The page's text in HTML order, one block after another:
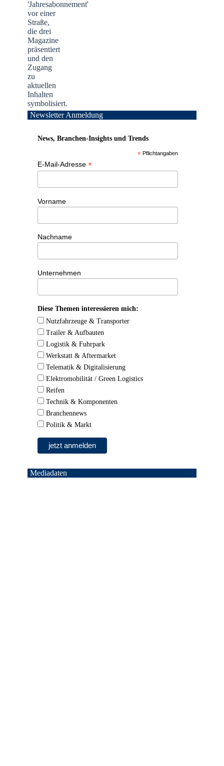
Newsletter Anmeldung
News, Branchen-Insights und Trends
* Pflichtangaben
E-Mail-Adresse *
Vorname
Nachname
Unternehmen
Diese Themen interessieren mich:
Nutzfahrzeuge & Transporter
Trailer & Aufbauten
Logistik & Fuhrpark
Werkstatt & Aftermarket
Telematik & Digitalisierung
Elektromobilität / Green Logistics
Reifen
Technik & Komponenten
Branchennews
Politik & Markt
Mediadaten